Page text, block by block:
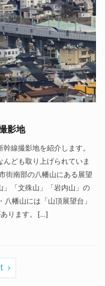
影地
線撮影地を紹介します。
ども取り上げられていま
街南部の八幡山にある展望
」「文殊山」「岩内山」の
幡山には「山頂展望台」
ります。 […]